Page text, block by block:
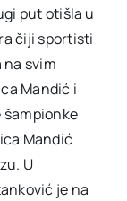
put otišla u
čiji sportisti
na svim
Mandić i
šampionke
Mandić
U
je na